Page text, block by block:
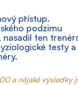
přístup.
podzimu
ten
testy a
a nějaké výsledky